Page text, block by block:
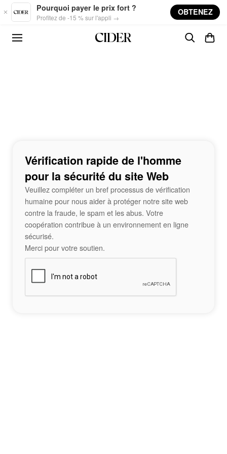
Skip to main content
Pourquoi payer le prix fort ?
Profitez de -15 % sur l'appli →
OBTENEZ
Vérification rapide de l'homme
pour la sécurité du site Web
Veuillez compléter un bref processus de vérification
humaine pour nous aider à protéger notre site web
contre la fraude, le spam et les abus. Votre
coopération contribue à un environnement en ligne
sécurisé.
Merci pour votre soutien.